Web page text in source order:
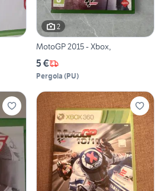
2
MotoGP 2015 - Xbox,
5 €
Pergola (PU)